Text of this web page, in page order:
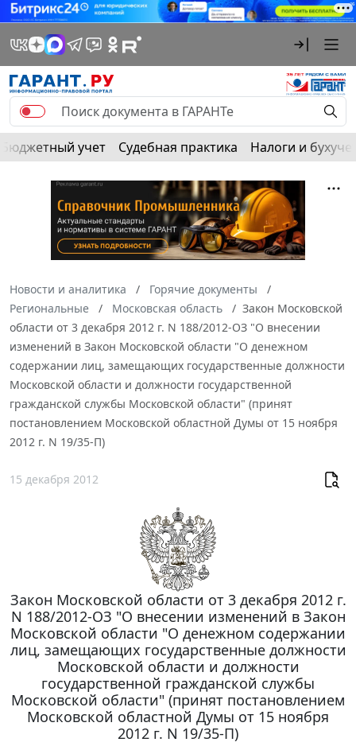
Бюджетный учет Судебная практика Налоги и
Новости и аналитика
Горячие документы
Региональные
Московская область
Закон Московской
области от 3 декабря 2012 г. N 188/2012-ОЗ "О внесении
изменений в Закон Московской области "О денежном
содержании лиц, замещающих государственные должности
Московской области и должности государственной
гражданской службы Московской области" (принят
постановлением Московской областной Думы от 15 ноября
2012 г. N 19/35-П)
15 декабря 2012
Закон Московской области от 3 декабря 2012 г.
N 188/2012-ОЗ "О внесении изменений в Закон
Московской области "О денежном содержании
лиц, замещающих государственные должности
Московской области и должности
государственной гражданской службы
Московской области" (принят постановлением
Московской областной Думы от 15 ноября
2012 г. N 19/35-П)